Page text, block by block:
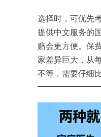
选择时，可优先
提供中文服务的
赔会更方便。保
家差异巨大，从
不等，需要仔细比